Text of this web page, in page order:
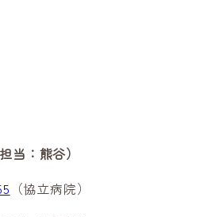
当：熊谷）
（協立病院）